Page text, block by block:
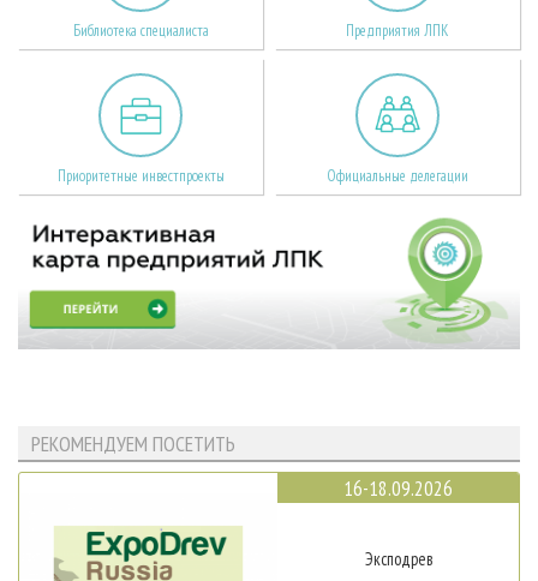
Библиотека специалиста Предприятия ЛПК
Приоритетные инвестпроекты Официальные делегации
РЕКОМЕНДУЕМ ПОСЕТИТЬ
16-18.09.2026
Эксподрев